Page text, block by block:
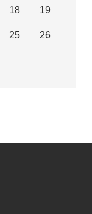
18 19
25 26